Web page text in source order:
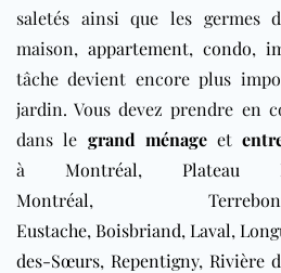
saletés ainsi que les germes
maison, appartement, condo,
tâche devient encore plus
jardin. Vous devez prendre en
dans le grand ménageet
à Montréal, Plateau
Montréal,
Eustache, Boisbriand, Laval,
des-Sœurs, Repentigny, Rivière